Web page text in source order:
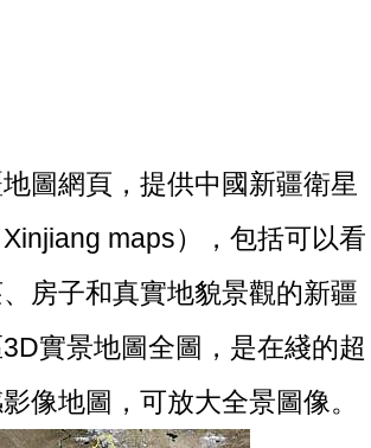
圖網頁，提供中國新疆衛星
maps），包括可以看
房子和真實地貌景觀的新疆
實景地圖全圖，是在綫的超
像地圖，可放大全景圖像。